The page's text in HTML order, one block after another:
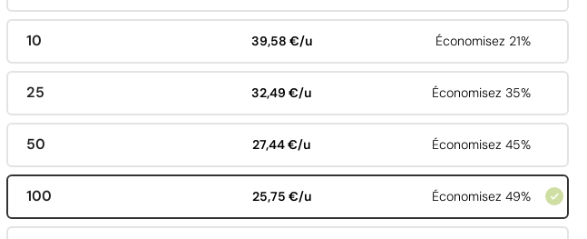
10 39,58 €/u Économisez 21%
25 32,49 €/u Économisez 35%
50 27,44 €/u Économisez 45%
100 25,75 €/u Économisez 49%